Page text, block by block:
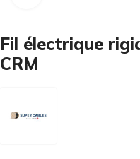
Fil électrique
CRM